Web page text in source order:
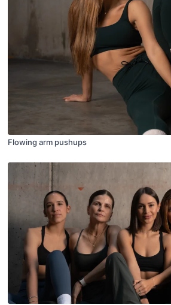
Flowing arm pushups